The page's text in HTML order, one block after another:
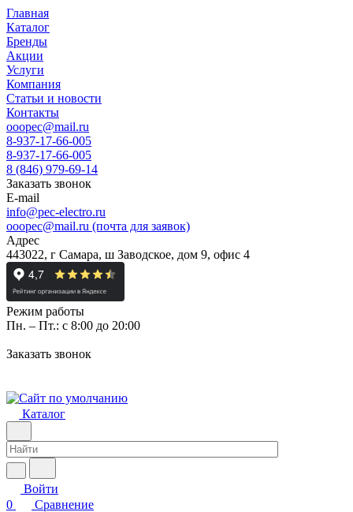
Главная
Каталог
Бренды
Акции
Услуги
Компания
Статьи и новости
Контакты
ooopec@mail.ru
8-937-17-66-005
8-937-17-66-005
8 (846) 979-69-14
Заказать звонок
E-mail
info@pec-electro.ru
ooopec@mail.ru (почта для заявок)
Адрес
443022, г Самара, ш Заводское, дом 9, офис 4
Режим работы
Пн. – Пт.: с 8:00 до 20:00
Заказать звонок
Каталог
Войти
0
Сравнение